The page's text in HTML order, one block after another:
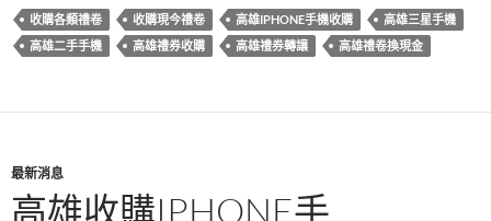
e
b
o
e itt
er
ail
收購各類禮卷 收購現今禮卷 高雄IPHONE手機收購
高雄三星手機
高雄二手手機
高雄禮券收購 高雄禮券轉讓 高雄禮卷換現金
最新消息
高雄收購IPHONE手